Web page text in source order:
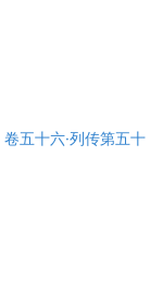
卷五十六·列传第五十